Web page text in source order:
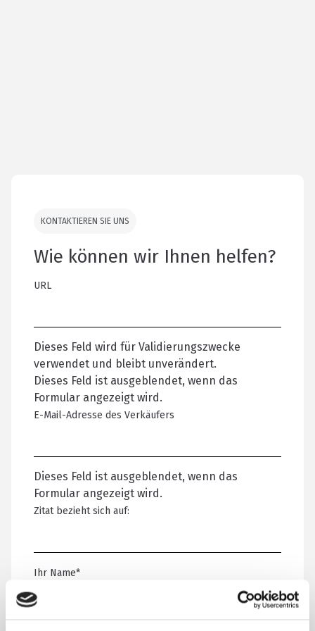
KONTAKTIEREN SIE UNS
Wie können wir Ihnen helfen?
URL
Dieses Feld wird für Validierungszwecke
verwendet und bleibt unverändert.
Dieses Feld ist ausgeblendet, wenn das
Formular angezeigt wird.
E-Mail-Adresse des Verkäufers
Dieses Feld ist ausgeblendet, wenn das
Formular angezeigt wird.
Zitat bezieht sich auf:
Ihr Name*